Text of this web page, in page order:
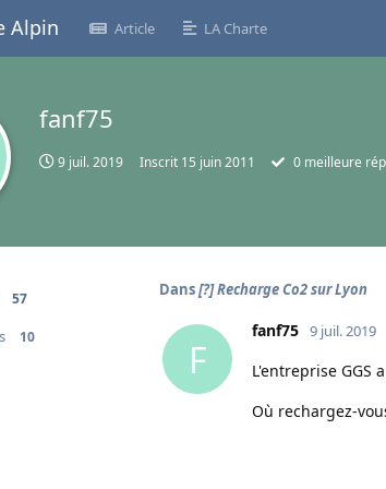
Alpin Article LA Charte
fanf75
9 juil. 2019 Inscrit 15 juin 2011 0 meilleure
57
10
Dans[?] Recharge Co2 sur Lyon
F
fanf75 9 juil. 2019
L'entreprise GGS
Où rechargez-